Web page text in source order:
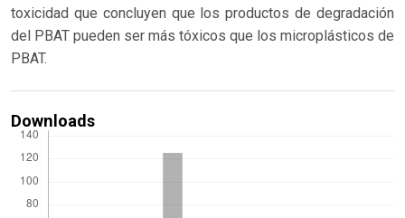
toxicidad que concluyen que los productos de degradación
del PBAT pueden ser más tóxicos que los microplásticos de
PBAT.
Downloads